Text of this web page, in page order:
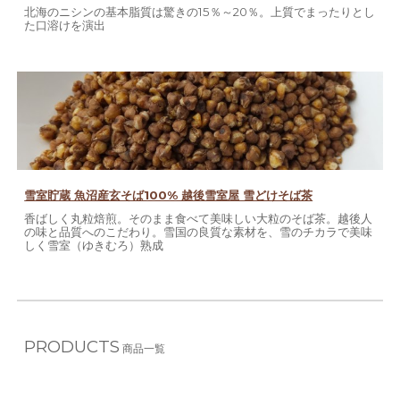
北海のニシンの基本脂質は驚きの15％～20％。上質でまったりとし
た口溶けを演出
雪室貯蔵 魚沼産玄そば100% 越後雪室屋 雪どけそば茶
香ばしく丸粒焙煎。そのまま食べて美味しい大粒のそば茶。越後人
の味と品質へのこだわり。雪国の良質な素材を、雪のチカラで美味
しく雪室（ゆきむろ）熟成
PRODUCTS 商品一覧